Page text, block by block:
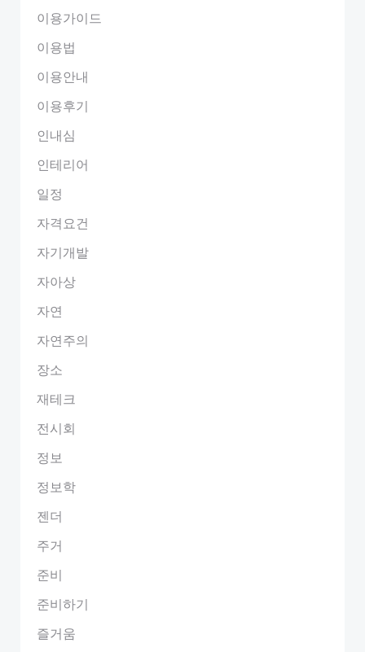
이용가이드
이용법
이용안내
이용후기
인내심
인테리어
일정
자격요건
자기개발
자아상
자연
자연주의
장소
재테크
전시회
정보
정보학
젠더
주거
준비
준비하기
즐거움